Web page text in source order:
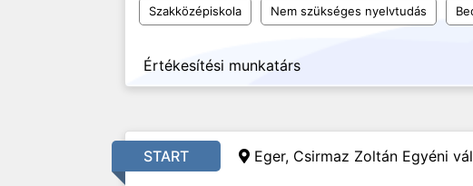
Szakközépiskola Nem szükséges nyelvtudás
Értékesítési munkatárs
START Eger, Csirmaz Zoltán Egyéni